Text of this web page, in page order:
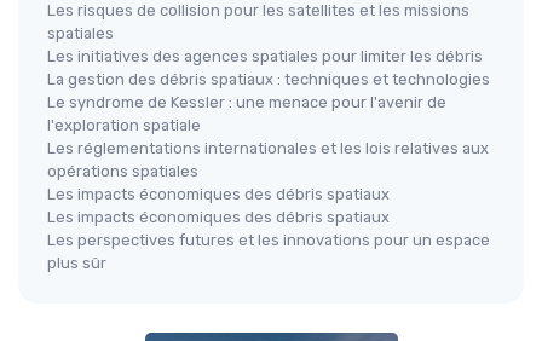
Les risques de collision pour les satellites et les missions
spatiales
Les initiatives des agences spatiales pour limiter les débris
La gestion des débris spatiaux : techniques et technologies
Le syndrome de Kessler : une menace pour l'avenir de
l'exploration spatiale
Les réglementations internationales et les lois relatives aux
opérations spatiales
Les impacts économiques des débris spatiaux
Les impacts économiques des débris spatiaux
Les perspectives futures et les innovations pour un espace
plus sûr